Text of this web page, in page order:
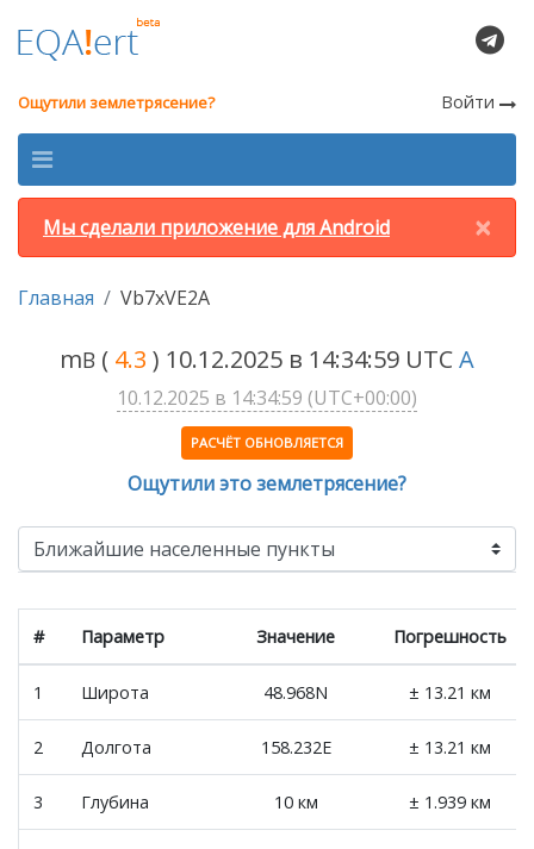
Ощутили землетрясение? Войти
×
Мы сделали приложение для Android
Главная Vb7xVE2A
mB ( 4.3 ) 10.12.2025 в 14:34:59 UTCA
10.12.2025 в 14:34:59 (UTC+00:00)
РАСЧЁТ ОБНОВЛЯЕТСЯ
Ощутили это землетрясение?
# Параметр Значение Погрешность
1 Широта 48.968N ± 13.21 км
2 Долгота 158.232E ± 13.21 км
3 Глубина 10 км ± 1.939 км